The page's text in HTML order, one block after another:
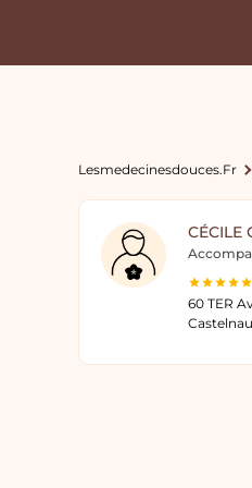
Lesmedecinesdouces.fr
CÉCILE
60 TER